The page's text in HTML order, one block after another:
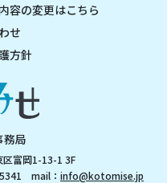
容の変更はこちら
せ
方針
務局
富岡1-13-1 3F
mail： info@kotomise.jp